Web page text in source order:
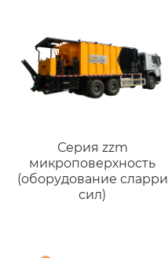
Серия zzm
микроповерхность
(оборудование сларри
сил)